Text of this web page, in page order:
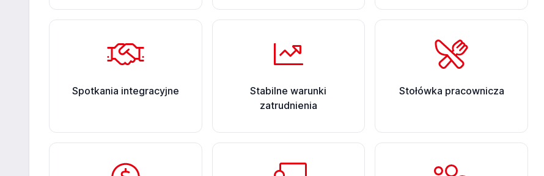
Spotkania integracyjne
Stabilne warunki
zatrudnienia
Stołówka pracownicza